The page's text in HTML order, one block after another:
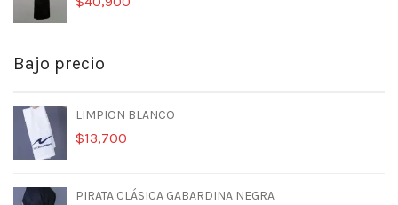
Bajo precio
LIMPION BLANCO
$13,700
PIRATA CLÁSICA GABARDINA NEGRA